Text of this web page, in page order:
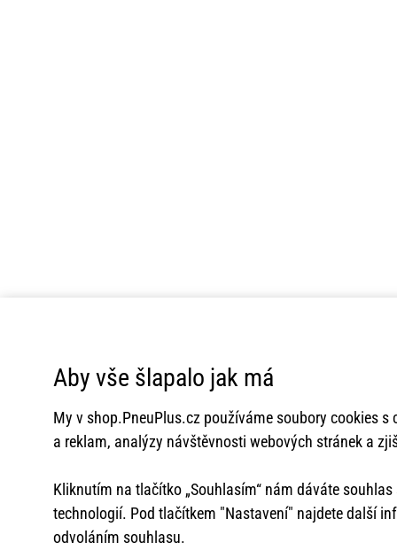
Aby vše šlapalo jak má
My v shop.PneuPlus.cz používáme soubory cookies s
a reklam, analýzy návštěvnosti webových stránek a
Kliknutím na tlačítko „Souhlasím“ nám dáváte
technologií. Pod tlačítkem "Nastavení" najdete další
odvoláním souhlasu.